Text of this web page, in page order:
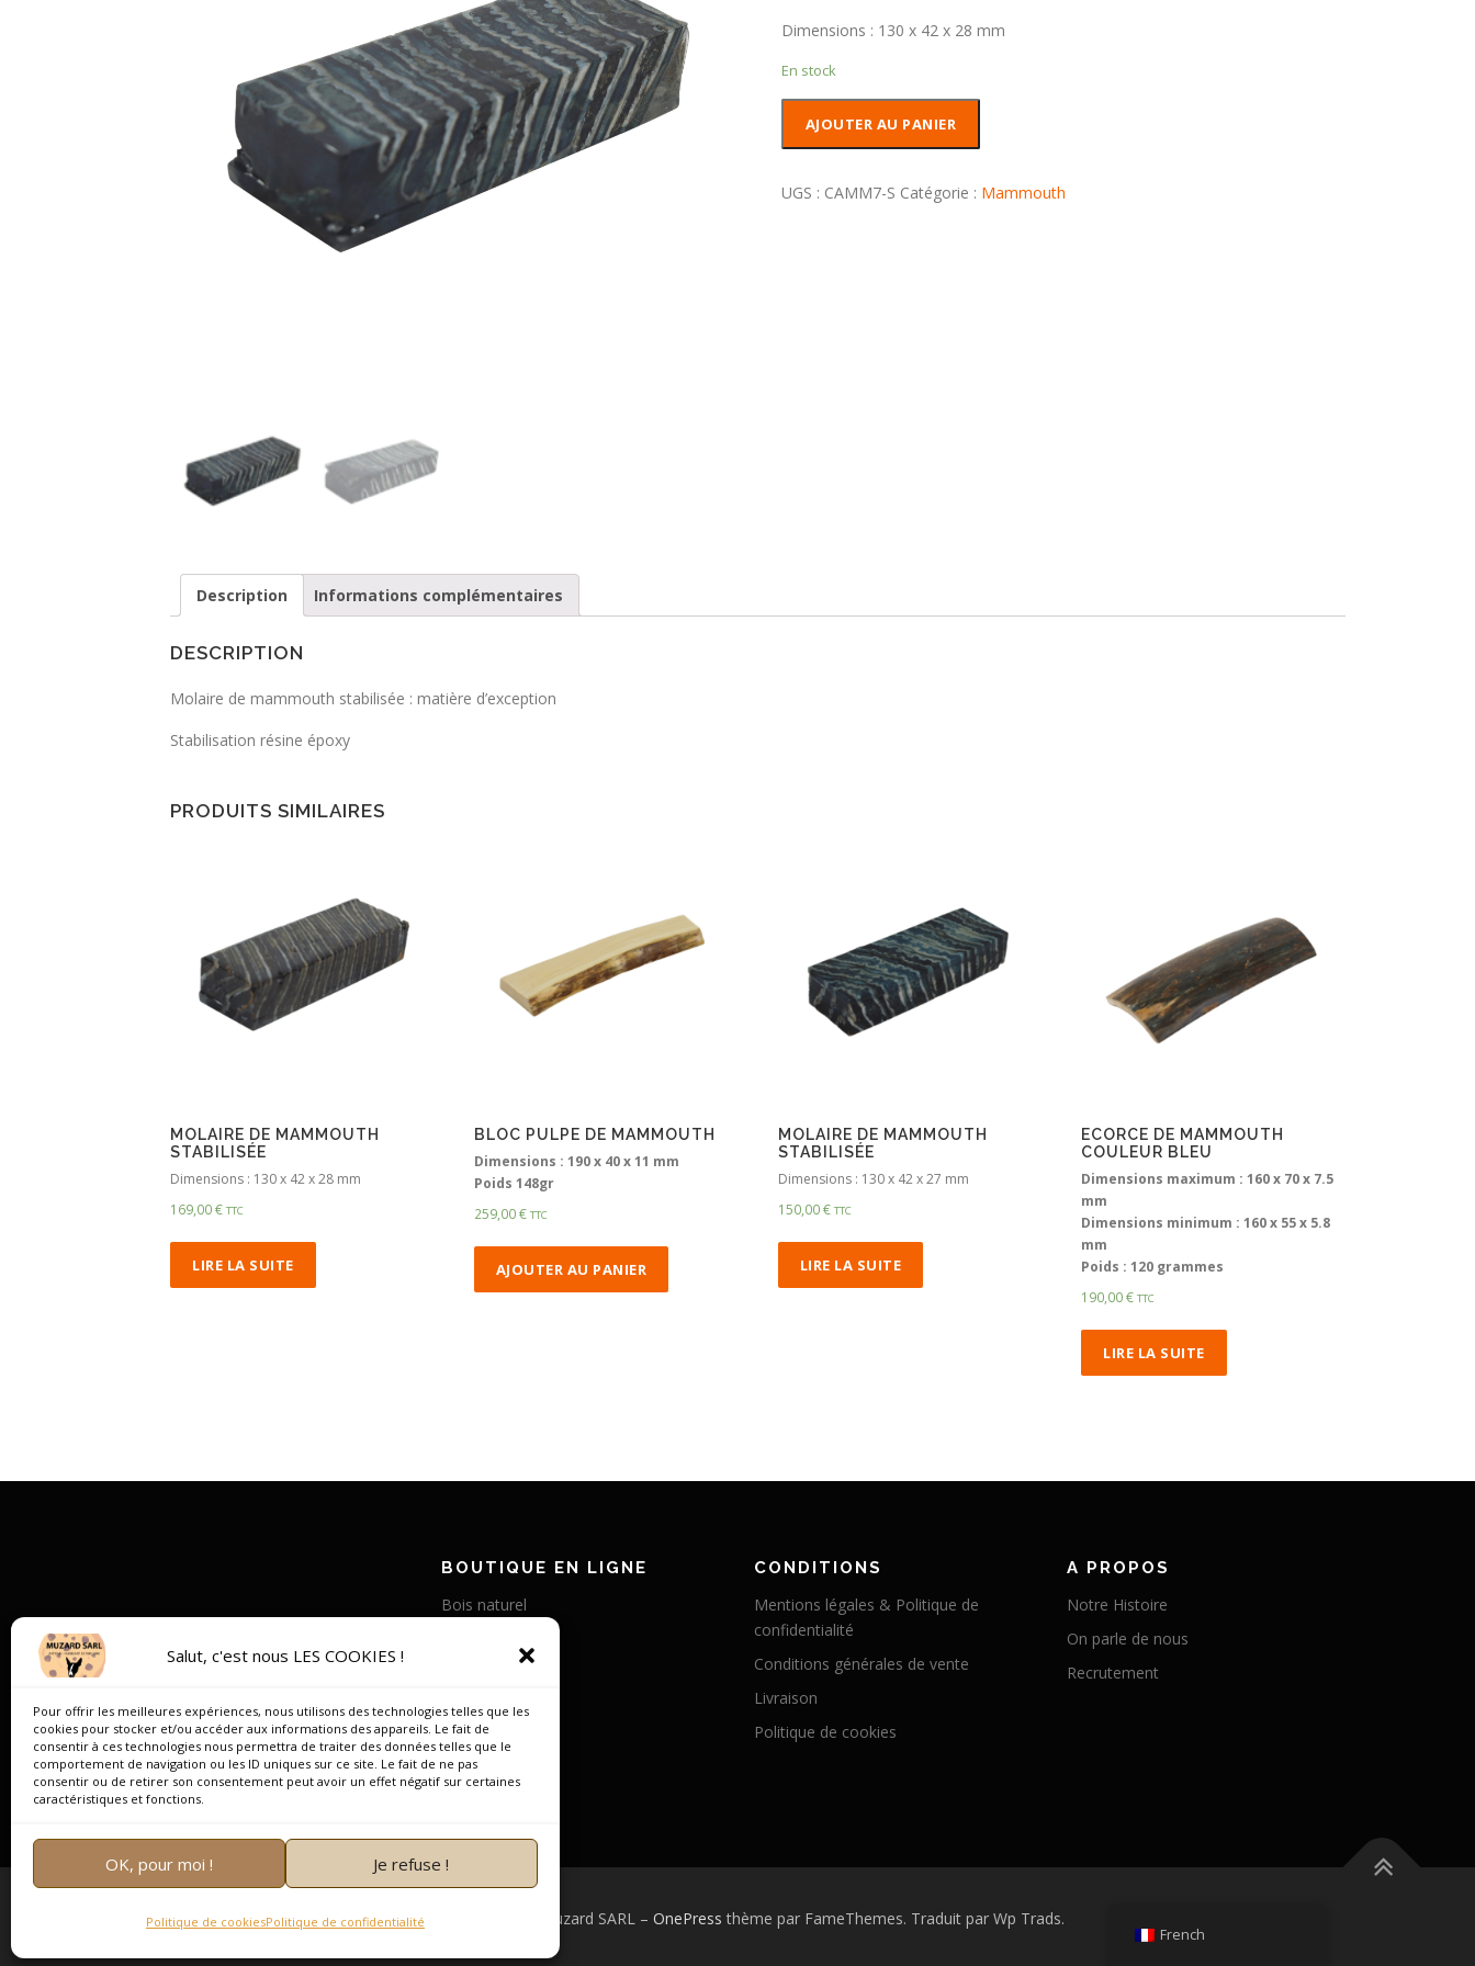
Salut, c'est nous LES COOKIES !
Pour offrir les meilleures expériences, nous utilisons des technologies telles que les
cookies pour stocker et/ou accéder aux informations des appareils. Le fait de
consentir à ces technologies nous permettra de traiter des données telles que le
comportement de navigation ou les ID uniques sur ce site. Le fait de ne pas
consentir ou de retirer son consentement peut avoir un effet négatif sur certaines
caractéristiques et fonctions.
OK, pour moi ! Je refuse !
Politique de cookiesPolitique de confidentialité
Dimensions : 130 x 42 x 28 mm
En stock
de
AJOUTER AU PANIER
UGS : CAMM7-S Catégorie : Mammouth
Description Informations complémentaires
DESCRIPTION
Molaire de mammouth stabilisée : matière d’exception
Stabilisation résine époxy
PRODUITS SIMILAIRES
MOLAIRE DE MAMMOUTH
STABILISÉE
Dimensions : 130 x 42 x 28 mm
169,00€ TTC
LIRE LA SUITE
BLOC PULPE DE MAMMOUTH
Dimensions : 190 x 40 x 11 mm
Poids 148gr
259,00€ TTC
AJOUTER AU PANIER
MOLAIRE DE MAMMOUTH
STABILISÉE
Dimensions : 130 x 42 x 27 mm
150,00€ TTC
LIRE LA SUITE
ECORCE DE MAMMOUTH
COULEUR BLEU
Dimensions maximum : 160 x 70 x 7.5
mm
Dimensions minimum : 160 x 55 x 5.8
mm
Poids : 120 grammes
190,00€ TTC
LIRE LA SUITE
BOUTIQUE EN LIGNE
Bois naturel
Os de chameau
Bois de cerf
Corne broyée
CONDITIONS
Mentions légales & Politique de
confidentialité
Conditions générales de vente
Livraison
Politique de cookies
A PROPOS
Notre Histoire
On parle de nous
Recrutement
Copyright © 2026 Muzard SARL – OnePress thème par FameThemes. Traduit par Wp Trads.
French